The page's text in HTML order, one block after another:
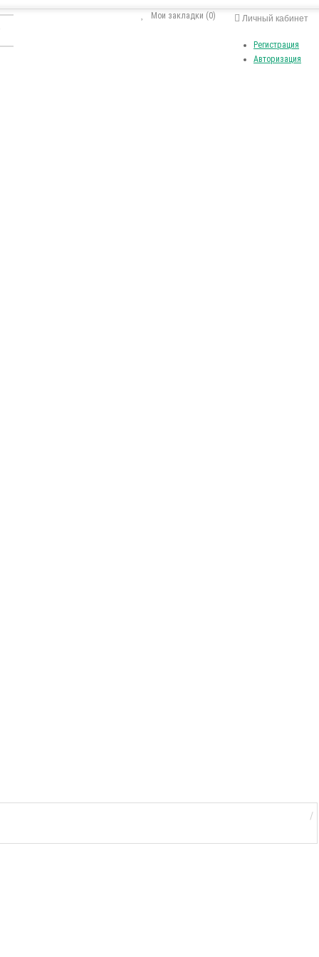
Личный кабинет
Регистрация
Авторизация
Мои закладки (0)